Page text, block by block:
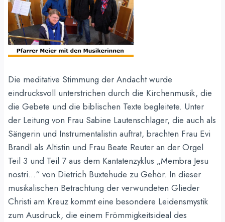
Die meditative Stimmung der Andacht wurde
eindrucksvoll unterstrichen durch die Kirchenmusik, die
die Gebete und die biblischen Texte begleitete. Unter
der Leitung von Frau Sabine Lautenschlager, die auch als
Sängerin und Instrumentalistin auftrat, brachten Frau Evi
Brandl als Altistin und Frau Beate Reuter an der Orgel
Teil 3 und Teil 7 aus dem Kantatenzyklus „Membra Jesu
nostri…“ von Dietrich Buxtehude zu Gehör. In dieser
musikalischen Betrachtung der verwundeten Glieder
Christi am Kreuz kommt eine besondere Leidensmystik
zum Ausdruck, die einem Frömmigkeitsideal des